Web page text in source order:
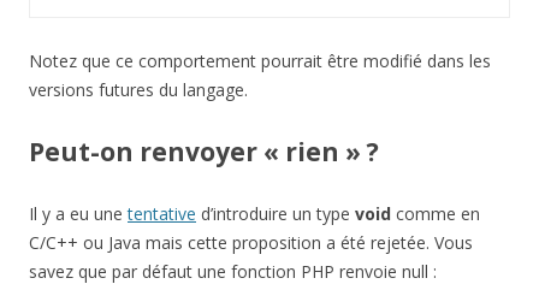
Notez que ce comportement pourrait être modifié dans les
versions futures du langage.
Peut-on renvoyer « rien » ?
Il y a eu unetentative d’introduire un type void comme en
C/C++ ou Java mais cette proposition a été rejetée. Vous
savez que par défaut une fonction PHP renvoie null :